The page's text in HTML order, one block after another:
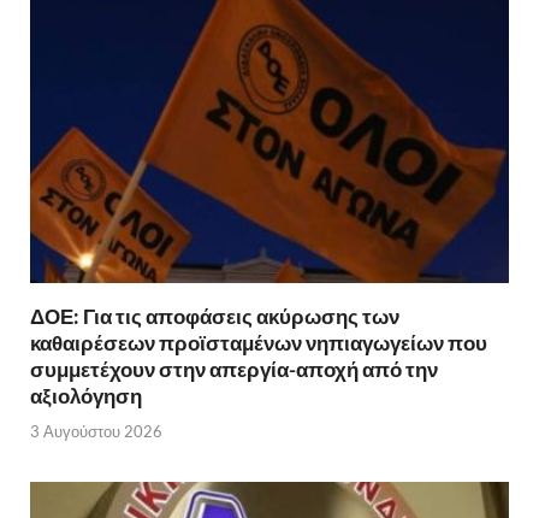
ΔΟΕ: Για τις αποφάσεις ακύρωσης των
καθαιρέσεων προϊσταμένων νηπιαγωγείων που
συμμετέχουν στην απεργία-αποχή από την
αξιολόγηση
3 Αυγούστου 2026